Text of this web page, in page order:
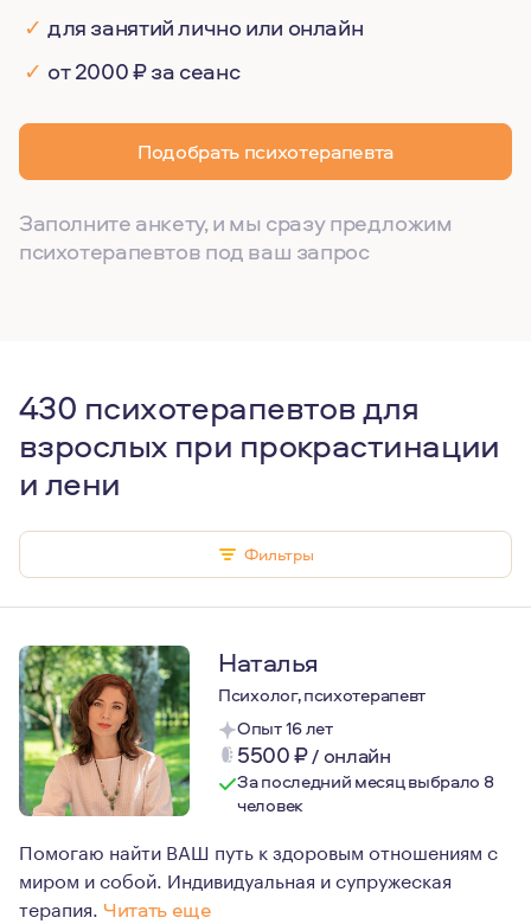
✓ для занятий лично или онлайн
✓ от 2000 ₽ за сеанс
Подобрать психотерапевта
Заполните анкету, и мы сразу предложим
психотерапевтов под ваш запрос
430 психотерапевтов для
взрослых при прокрастинации
и лени
Фильтры
Наталья
Психолог, психотерапевт
Опыт 16 лет
5500₽/ онлайн
За последний месяц выбрало 8
человек
Помогаю найти ВАШ путь к здоровым отношениям с
миром и собой. Индивидуальная и супружеская
терапия. Читать еще